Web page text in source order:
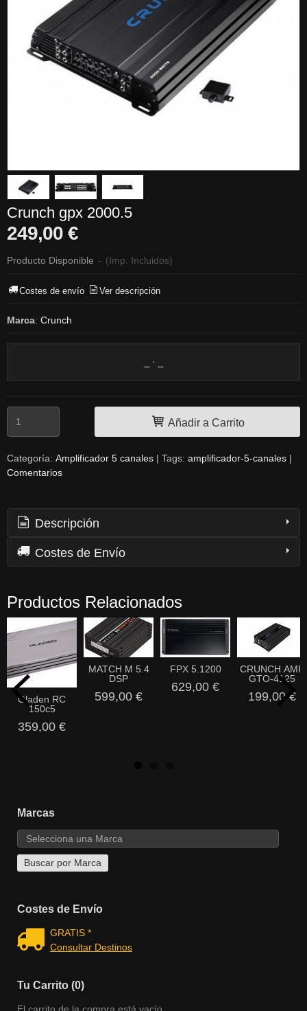
Marcas
Costes de Envío
GRATIS *
Consultar Destinos
Tu Carrito (0)
El carrito de la compra está vacío
Crunch gpx 2000.5
249,00 €
Producto Disponible - (Imp. Incluidos)
Costes de envío Ver descripción
Marca: Crunch
Añadir a Carrito
Categoría: Amplificador 5 canales | Tags: amplificador-5-canales |
Comentarios
Descripción
Costes de Envío
Productos Relacionados
Gladen RC
150c5
359,00 €
MATCH M 5.4
DSP
599,00 €
FPX 5.1200
629,00 €
CRUNCH AMP
GTO-4125
199,00 €